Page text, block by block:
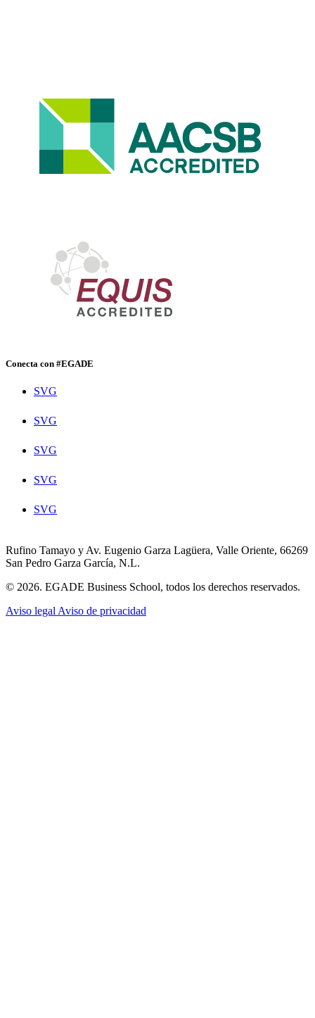
Conecta con #EGADE
SVG
SVG
SVG
SVG
SVG
Rufino Tamayo y Av. Eugenio Garza Lagüera, Valle Oriente, 66269
San Pedro Garza García, N.L.
© 2026. EGADE Business School, todos los derechos reservados.
Aviso legal Aviso de privacidad